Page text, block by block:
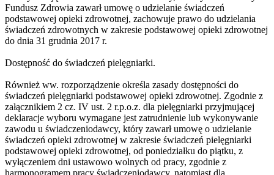
Fundusz Zdrowia zawarł umowę o udzielanie świadczeń
podstawowej opieki zdrowotnej, zachowuje prawo do udzielania
świadczeń zdrowotnych w zakresie podstawowej opieki zdrowotnej
do dnia 31 grudnia 2017 r.
Dostępność do świadczeń pielęgniarki.
Również ww. rozporządzenie określa zasady dostępności do
świadczeń pielęgniarki podstawowej opieki zdrowotnej. Zgodnie z
załącznikiem 2 cz. IV ust. 2 r.p.o.z. dla pielęgniarki przyjmującej
deklaracje wyboru wymagane jest zatrudnienie lub wykonywanie
zawodu u świadczeniodawcy, który zawarł umowę o udzielanie
świadczeń opieki zdrowotnej w zakresie świadczeń pielęgniarki
podstawowej opieki zdrowotnej, od poniedziałku do piątku, z
wyłączeniem dni ustawowo wolnych od pracy, zgodnie z
harmonogramem pracy świadczeniodawcy, natomiast dla